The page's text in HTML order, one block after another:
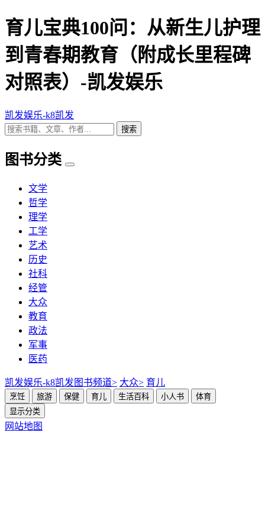
育儿宝典100问：从新生儿护理
到青春期教育（附成长里程碑
对照表）-凯发娱乐
凯发娱乐-k8凯发
搜索
图书分类
文学
哲学
理学
工学
艺术
历史
社科
经管
大众
教育
政法
军事
医药
凯发娱乐-k8凯发 图书频道> 大众> 育儿
烹饪 旅游 保健 育儿 生活百科 小人书
体育
显示分类
网站地图